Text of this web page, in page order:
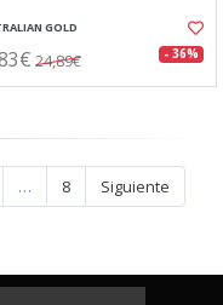
GOLD
24,89€ - 36%
… 8 Siguiente